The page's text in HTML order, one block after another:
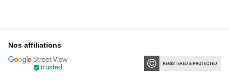
Nos affiliations